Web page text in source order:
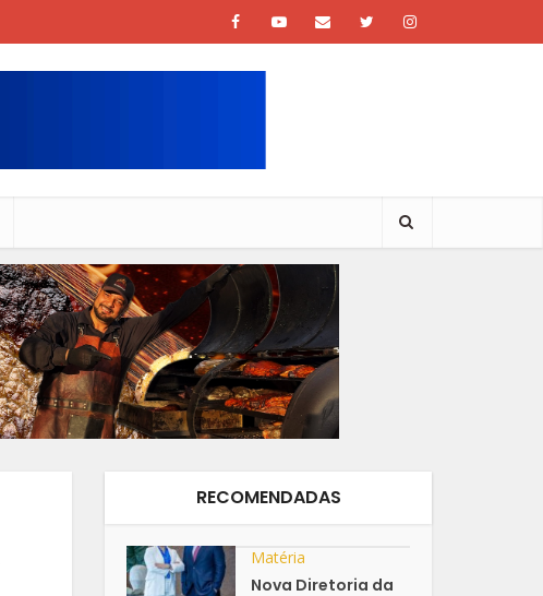
RECOMENDADAS
Matéria
Nova Diretoria da